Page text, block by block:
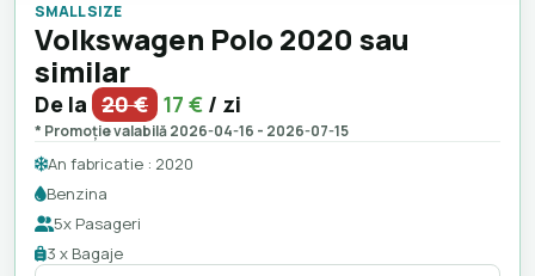
SMALL SIZE
Volkswagen Polo 2020 sau
similar
De la 20 € 17 € / zi
* Promoție valabilă 2026-04-16 - 2026-07-15
An fabricatie : 2020
Benzina
5x Pasageri
3 x Bagaje